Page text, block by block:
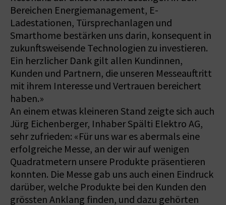
Bereichen Energiemanagement, E-
Ladestationen, Türsprechanlagen und
Smarthome bestärken uns darin, konsequent in
zukunftsweisende Technologien zu investieren.
Ein herzlicher Dank gilt allen Kundinnen,
Kunden und Partnern, die unseren Messeauftritt
mit ihrem Interesse und Vertrauen bereichert
haben.»
An einem etwas kleineren Stand zeigte sich auch
Jürg Eichenberger, Inhaber Spälti Elektro AG,
sehr zufrieden: «Für uns war es abermals eine
erfolgreiche Messe, an der wir auf wenigen
Quadratmetern unsere Produkte präsentieren
konnten. Die Messe gab uns auch einen Eindruck
darüber, welche Produkte bei den Kunden den
grössten Anklang finden, und dazu gehörten